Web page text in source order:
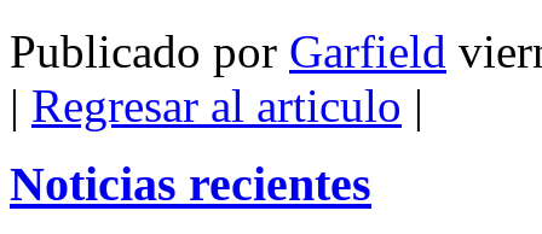
Publicado por Garfield
| Regresar al articulo |
Noticias recientes